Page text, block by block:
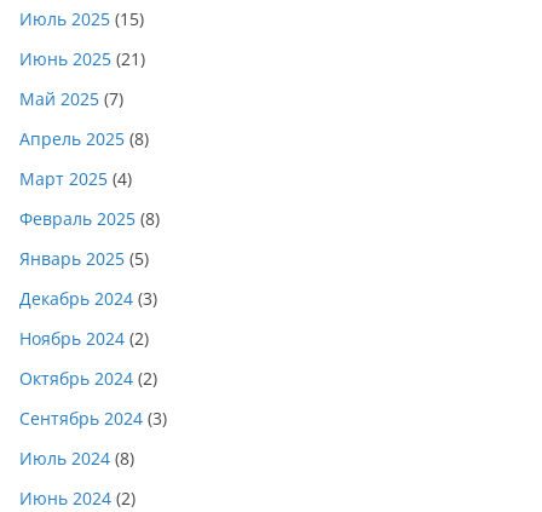
Июль 2025 (15)
Июнь 2025 (21)
Май 2025 (7)
Апрель 2025 (8)
Март 2025 (4)
Февраль 2025 (8)
Январь 2025 (5)
Декабрь 2024 (3)
Ноябрь 2024 (2)
Октябрь 2024 (2)
Сентябрь 2024 (3)
Июль 2024 (8)
Июнь 2024 (2)